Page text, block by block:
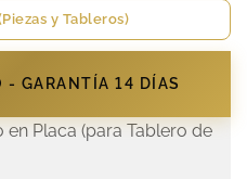
y Tableros)
- GARANTÍA 14 DÍAS
en Placa (para Tablero de